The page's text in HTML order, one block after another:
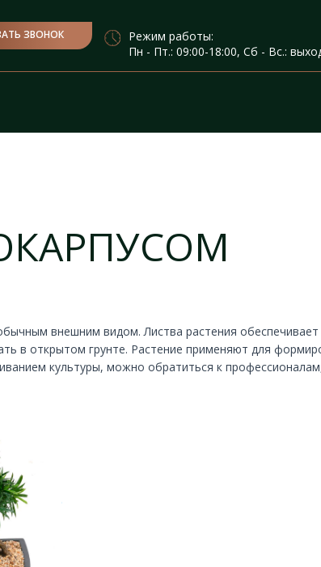
ЗВОНОК
Режим работы:
Пн - Пт.: 09:00-18:00, Сб - Вс.:
внешним видом. Листва растения обеспечивает
в открытом грунте. Растение применяют для
культуры, можно обратиться к